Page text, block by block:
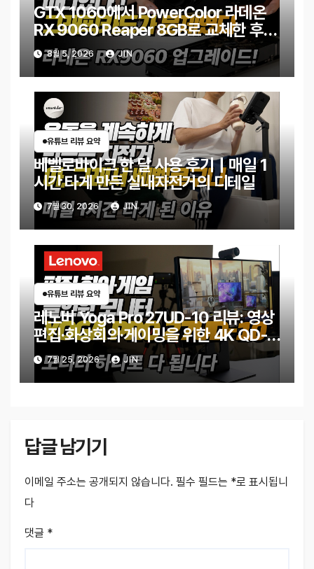
GTX 1060에서 PowerColor 라데온
RX 9060 Reaper 8GB로 교체한 후기
｜엘든링·몬스터 헌터 와일즈 체감 변화
8월 5, 2026 JIN
유튜브 리뷰 요약
베벨로바이크 한 달 사용 후기｜매일 1
시간 타게 만든 실내자전거의 디테일
7월 30, 2026 JIN
유튜브 리뷰 요약
레노버 Yoga Pro 27UD-10 리뷰: 영상
편집·화상회의·게이밍을 위한 4K QD-
OLED 모니터
7월 25, 2026 JIN
답글 남기기
이메일 주소는 공개되지 않습니다. 필수 필드는 *로 표시됩니
다
댓글 *